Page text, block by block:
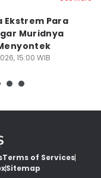
Ekstrem Para
Muridnya
15:00 WIB
Terms of Services
Sitemap